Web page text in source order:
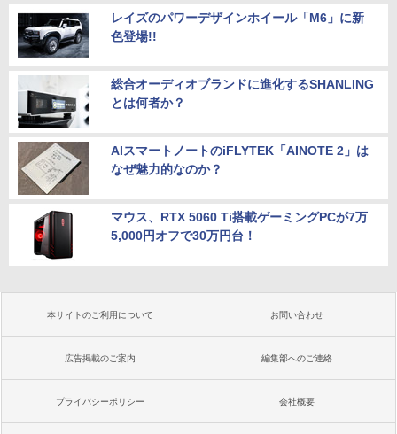
レイズのパワーデザインホイール「M6」に新
色登場!!
総合オーディオブランドに進化するSHANLING
とは何者か？
AIスマートノートのiFLYTEK「AINOTE 2」は
なぜ魅力的なのか？
マウス、RTX 5060 Ti搭載ゲーミングPCが7万
5,000円オフで30万円台！
本サイトのご利用について お問い合わせ
広告掲載のご案内 編集部へのご連絡
プライバシーポリシー 会社概要